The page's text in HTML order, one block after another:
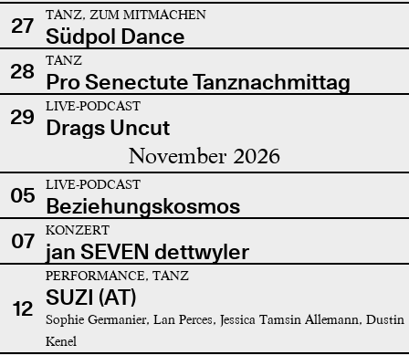
27 TANZ, ZUM MITMACHEN
Südpol Dance
28
TANZ
Pro Senectute Tanznachmittag
29
LIVE-PODCAST
Drags Uncut
November 2026
05 LIVE-PODCAST
Beziehungskosmos
07
KONZERT
jan SEVEN dettwyler
12
PERFORMANCE, TANZ
SUZI (AT)
Sophie Germanier, Lan Perces, Jessica Tamsin Allemann, Dustin
Kenel